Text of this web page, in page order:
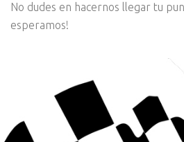
No dudes en hacernos llegar tu
esperamos!